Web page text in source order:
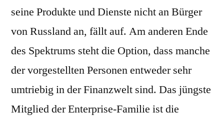
seine Produkte und Dienste nicht an Bürger
von Russland an, fällt auf. Am anderen Ende
des Spektrums steht die Option, dass manche
der vorgestellten Personen entweder sehr
umtriebig in der Finanzwelt sind. Das jüngste
Mitglied der Enterprise-Familie ist die